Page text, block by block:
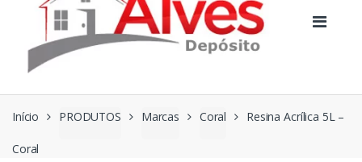
Início PRODUTOS Marcas Coral Resina Acrílica 5L –
Coral